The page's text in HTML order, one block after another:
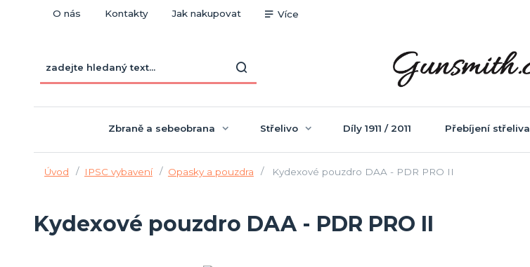
O nás Kontakty Jak nakupovat Více
Zbraně a sebeobrana Střelivo Díly 1911 / 2011 Přebíjení střeliva
Úvod IPSC vybavení Opasky a pouzdra Kydexové pouzdro DAA - PDR PRO II
Kydexové pouzdro DAA - PDR PRO II